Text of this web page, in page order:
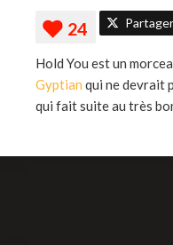
Hold You est un
Gyptian qui ne devrait
qui fait suite au très